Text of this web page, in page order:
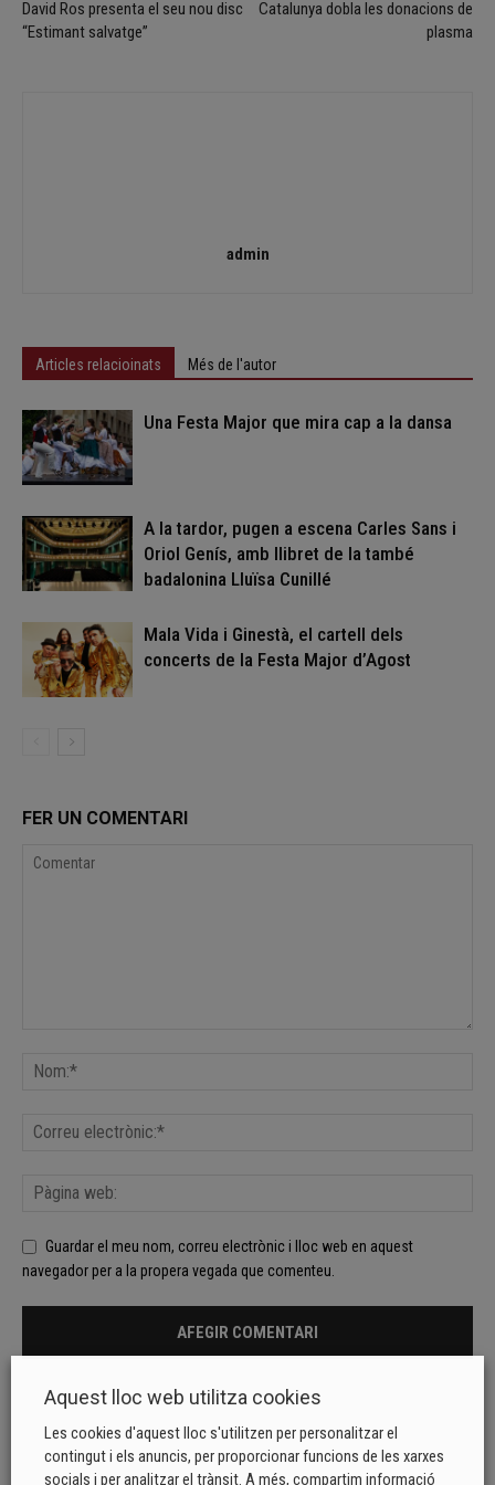
David Ros presenta el seu nou disc
“Estimant salvatge”
Catalunya dobla les donacions de
plasma
admin
Articles relacioinats Més de l'autor
Una Festa Major que mira cap a la dansa
A la tardor, pugen a escena Carles Sans i
Oriol Genís, amb llibret de la també
badalonina Lluïsa Cunillé
Mala Vida i Ginestà, el cartell dels
concerts de la Festa Major d’Agost
FER UN COMENTARI
Guardar el meu nom, correu electrònic i lloc web en aquest
navegador per a la propera vegada que comenteu.
Aquest lloc web utilitza cookies
Les cookies d'aquest lloc s'utilitzen per personalitzar el
contingut i els anuncis, per proporcionar funcions de les xarxes
socials i per analitzar el trànsit. A més, compartim informació